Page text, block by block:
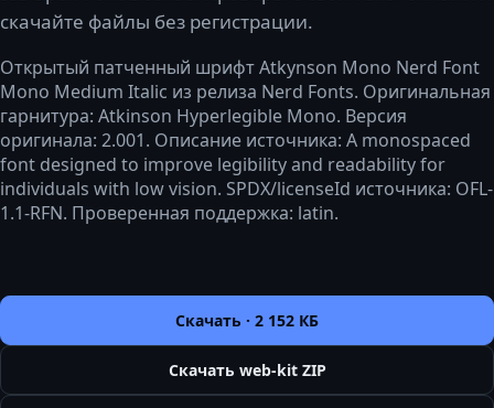
скачайте файлы без регистрации.
Открытый патченный шрифт Atkynson Mono Nerd Font
Mono Medium Italic из релиза Nerd Fonts. Оригинальная
гарнитура: Atkinson Hyperlegible Mono. Версия
оригинала: 2.001. Описание источника: A monospaced
font designed to improve legibility and readability for
individuals with low vision. SPDX/licenseId источника: OFL-
1.1-RFN. Проверенная поддержка: latin.
Скачать · 2 152 КБ
Скачать web-kit ZIP